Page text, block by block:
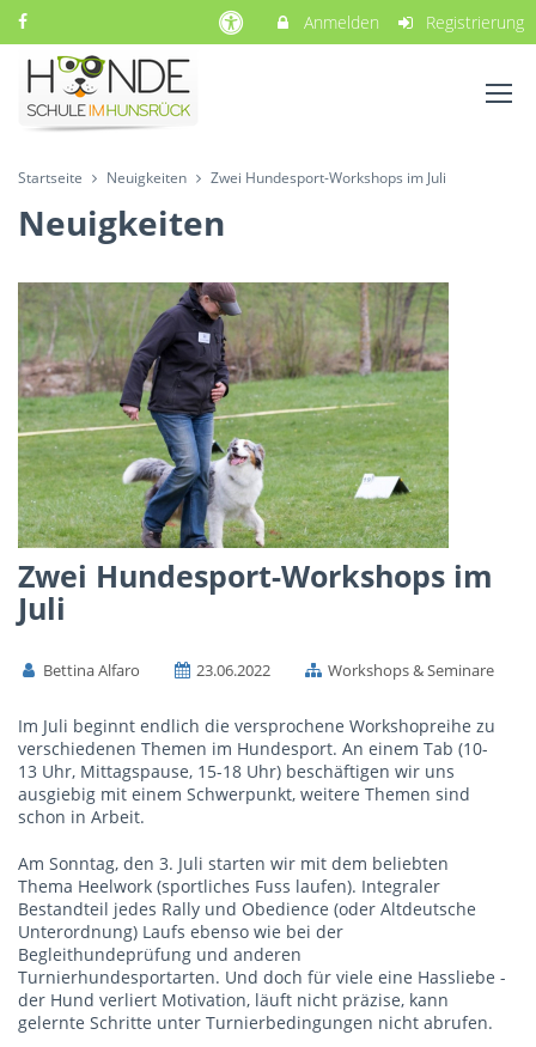
Anmelden Registrierung
Startseite Neuigkeiten Zwei Hundesport-Workshops im Juli
Neuigkeiten
Zwei Hundesport-Workshops im
Juli
Bettina Alfaro 23.06.2022 Workshops & Seminare
Im Juli beginnt endlich die versprochene Workshopreihe zu
verschiedenen Themen im Hundesport. An einem Tab (10-
13 Uhr, Mittagspause, 15-18 Uhr) beschäftigen wir uns
ausgiebig mit einem Schwerpunkt, weitere Themen sind
schon in Arbeit.
Am Sonntag, den 3. Juli starten wir mit dem beliebten
Thema Heelwork (sportliches Fuss laufen). Integraler
Bestandteil jedes Rally und Obedience (oder Altdeutsche
Unterordnung) Laufs ebenso wie bei der
Begleithundeprüfung und anderen
Turnierhundesportarten. Und doch für viele eine Hassliebe -
der Hund verliert Motivation, läuft nicht präzise, kann
gelernte Schritte unter Turnierbedingungen nicht abrufen.